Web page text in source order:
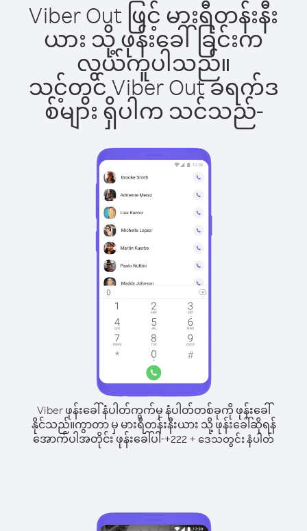
Viber Out ဖြင့် မားရီတန်းနီး
ယား သို့ ဖုန်းခေါ်ခြင်းက
လွယ်ကူပါသည်။
သင့်တွင် Viber Out ခရက်ဒ
စ်များ ရှိပါက သင်သည်-
Viber ဖုန်းခေါ်နံပါတ်ကွက်မှ နံပါတ်တစ်ခုကို ဖုန်းခေါ်
နိုင်သည်။ကွာတာ မှ မားရီတန်းနီးယား သို့ ဖုန်းခေါ်ဆိုရန်
အောက်ပါအတိုင်း ဖုန်းခေါ်ပါ-+222 + ဒေသတွင်း နံပါတ်